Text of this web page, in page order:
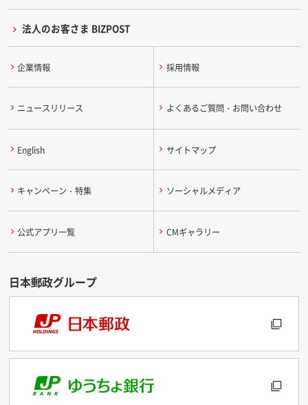
法人のお客さま BIZPOST
企業情報 採用情報
ニュースリリース よくあるご質問・お問い合わせ
English サイトマップ
キャンペーン・特集 ソーシャルメディア
公式アプリ一覧 CMギャラリー